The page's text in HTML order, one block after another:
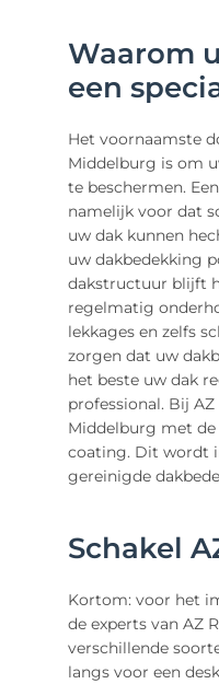
Waarom
een
Het voornaamste
Middelburg is om
te beschermen.
namelijk voor dat
uw dak kunnen
uw dakbedekking
dakstructuur blijft
regelmatig
lekkages en zelfs
zorgen dat uw
het beste uw dak
professional. Bij
Middelburg met
coating. Dit wordt
gereinigde
Schakel
Kortom: voor het
de experts van AZ
verschillende
langs voor een